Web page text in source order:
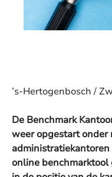
’s-Hertogenbosch /
De Benchmark
weer opgestart onder
administratiekantoren
online